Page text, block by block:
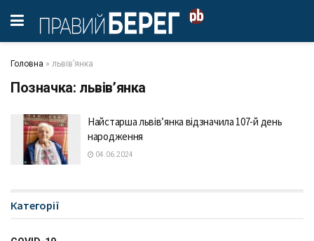
Головна » львів’янка
Позначка: львів’янка
Найстарша львів’янка відзначила 107-й день
народження
04.06.2024
Категорії